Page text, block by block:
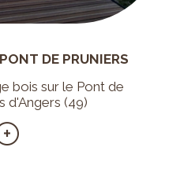
DE PRUNIERS
bois sur le Pont de
d'Angers (49)